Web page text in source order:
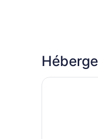
Drifter Byron